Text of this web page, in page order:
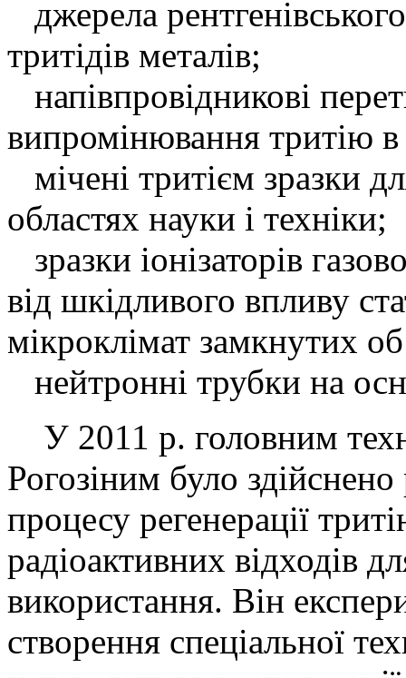
джерела
тритідів металів;
напівпровідникові
випромінювання тритію
мічені тритієм зразки
областях науки і техніки;
зразки іонізаторів
від шкідливого впливу
мікроклімат замкнутих
нейтронні трубки на
У 2011 р. головним
Рогозіним було
процесу регенерації
радіоактивних відходів
використання. Він
створення спеціальної